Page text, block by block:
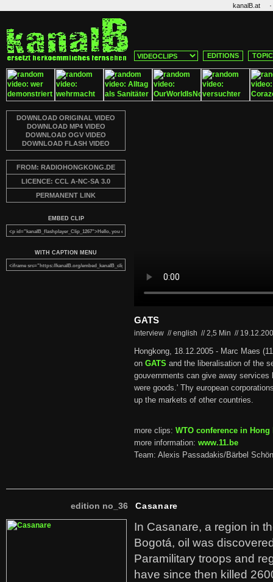
kanalB.at ·
EDITIONS
DOWNLOAD ORIGINAL VIDEO
DOWNLOAD MP4 VIDEO
DOWNLOAD OGV VIDEO
DOWNLOAD FLASH VIDEO
FROM: RADIOHONGKONG.DE
LICENCE: CCL A-NC-SA 3.0
PERMANENT LINK
EMBED CLIP
WITH CAPTION MENU
GATS
interview // english //2,5 Min //
Hongkong, 18.12.2005 - Marc Maes
on GATS and the liberalisation of the
gouvernments can give away
were goods.' Thy european
up the markets of other countries.
more clips: WTO conference in Hong
more information: www.11.be
Team: Alexis Passadakis/Bärbel
edition no_36 Casanare
In Casanare, a region in
Bogotá, oil was
Paramilitary troops and
have since then killed